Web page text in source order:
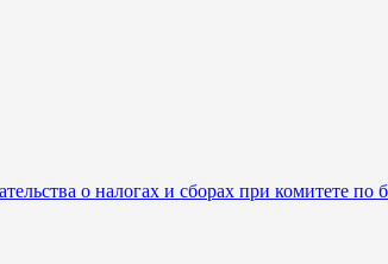
о налогах и сборах при комитете